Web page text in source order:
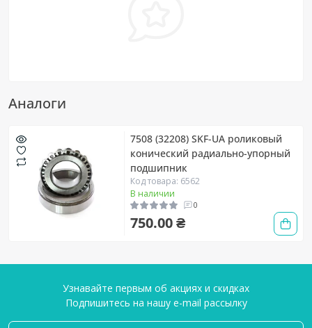
Аналоги
7508 (32208) SKF-UA роликовый
конический радиально-упорный
подшипник
Код товара: 6562
В наличии
0
750.00 ₴
Узнавайте первым об акциях и скидках
Подпишитесь на нашу e-mail рассылку